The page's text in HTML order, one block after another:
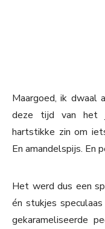
Maargoed, ik dwaal
deze tijd van het
hartstikke zin om
En amandelspijs. En
Het werd dus een
én stukjes
gekarameliseerde